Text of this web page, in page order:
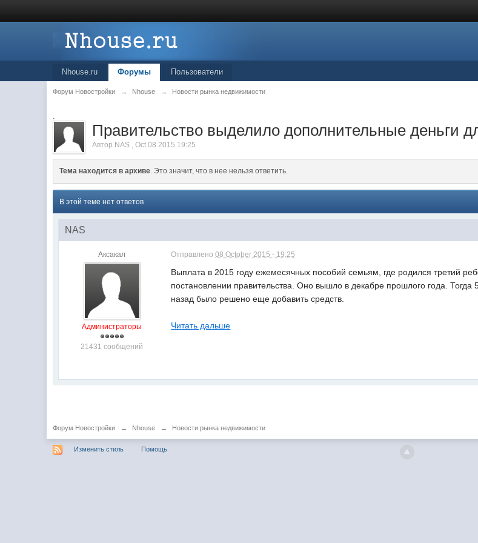
Nhouse.ru Форумы Пользователи
Форум Новостройки → Nhouse → Новости рынка недвижимости
.
Правительство выделило дополнительные деньги
Автор NAS ,Oct 08 2015 19:25
Тема находится в архиве. Это значит, что в нее нельзя ответить.
В этой теме нет ответов
NAS
Аксакал
Администраторы
21431 сообщений
Отправлено08 October 2015 - 19:25
Выплата в 2015 году ежемесячных пособий семьям, где родился третий
постановлении правительства. Оно вышло в декабре прошлого года.
назад было решено еще добавить средств.
Читать дальше
Форум Новостройки → Nhouse → Новости рынка недвижимости
Изменить стиль Помощь